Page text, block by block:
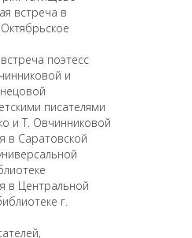
встреча в
поэтесс
и
писателями
и Т. Овчинниковой
в Саратовской
в Центральной
г.